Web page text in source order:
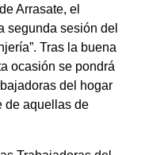
Arrasate, el
segunda sesión del
Tras la buena
ocasión se pondrá
del hogar
de aquellas de